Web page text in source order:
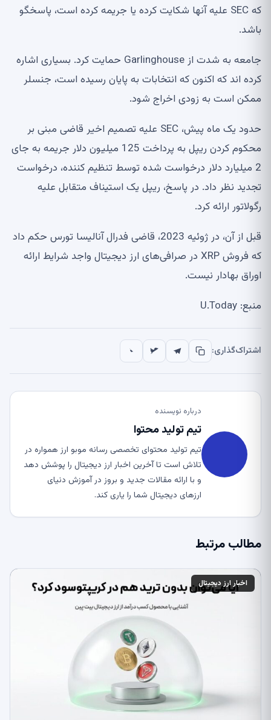
که SEC علیه آنها شکایت کرده یا جریمه کرده است، پاسخگو
باشد.
جامعه به شدت از Garlinghouse حمایت کرد. بسیاری اشاره
کرده اند که اکنون که انتخابات به پایان رسیده است، جنسلر
ممکن است به زودی اخراج شود.
حدود یک ماه پیش، SEC علیه تصمیم اخیر قاضی مبنی بر
محکوم کردن ریپل به پرداخت 125 میلیون دلار جریمه به جای
2 میلیارد دلار درخواست شده توسط تنظیم کننده، درخواست
تجدید نظر داد. در پاسخ، ریپل یک استیناف متقابل علیه
رگولاتور ارائه کرد.
قبل از آن، در ژوئیه 2023، قاضی فدرال آنالیسا تورس حکم داد
که فروش XRP در صرافی‌های ارز دیجیتال واجد شرایط ارائه
اوراق بهادار نیست.
منبع: U.Today
اشتراک‌گذاری:
درباره نویسنده
تیم تولید محتوا
تیم تولید محتوای تخصصی رسانه موبو ارز همواره در
تلاش است تا آخرین اخبار ارز دیجیتال را پوشش دهد
و با ارائه مقالات جدید و بروز در آموزش دنیای
ارزهای دیجیتال شما را یاری کند.
مطالب مرتبط
اخبار ارز دیجیتال